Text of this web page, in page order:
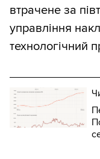
втрачене за
управління
технологічний